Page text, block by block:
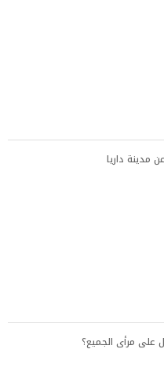
مدينة داريا
على مرأى الجميع؟